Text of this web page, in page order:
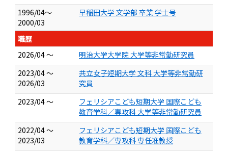
1996/04～
2000/03
早稲田大学 文学部 卒業 学士号
職歴
2026/04 ～
明治大学大学院 大学等非常勤研究員
2023/04 ～
2026/03
共立女子短期大学 文科 大学等非常勤研
究員
2023/04 ～
フェリシアこども短期大学 国際こども
教育学科／専攻科 大学等非常勤研究員
2022/04 ～
2023/03
フェリシアこども短期大学 国際こども
教育学科／専攻科 専任准教授